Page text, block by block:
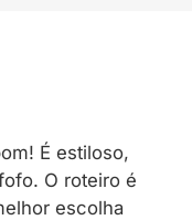
É estiloso,
O roteiro é
escolha